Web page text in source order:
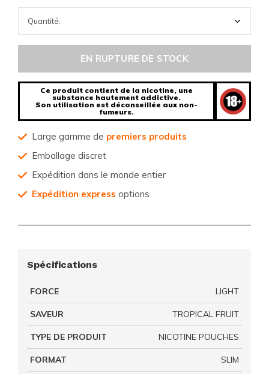
EN RUPTURE DE STOCK
Ce produit contient de la nicotine, une
substance hautement addictive.
Son utilisation est déconseillée aux non-
fumeurs.
Large gamme de premiers produits
Emballage discret
Expédition dans le monde entier
Expédition express options
Spécifications
FORCE LIGHT
SAVEUR TROPICAL FRUIT
TYPE DE PRODUIT NICOTINE POUCHES
FORMAT SLIM